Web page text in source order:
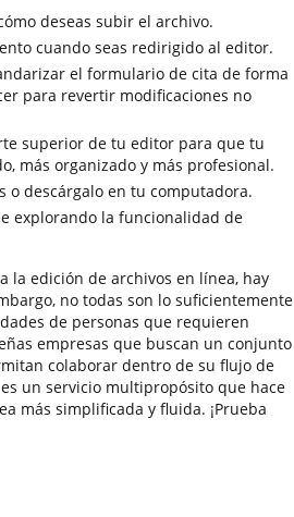
deseas subir el archivo.
cuando seas redirigido al editor.
el formulario de cita de forma
para revertir modificaciones no
superior de tu editor para que tu
más organizado y más profesional.
o descárgalo en tu computadora.
explorando la funcionalidad de
la edición de archivos en línea, hay
no todas son lo suficientemente
de personas que requieren
empresas que buscan un conjunto
colaborar dentro de su flujo de
un servicio multipropósito que hace
más simplificada y fluida. ¡Prueba